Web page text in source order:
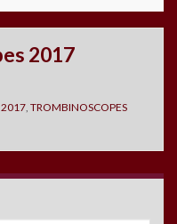
2017
TROMBINOSCOPES